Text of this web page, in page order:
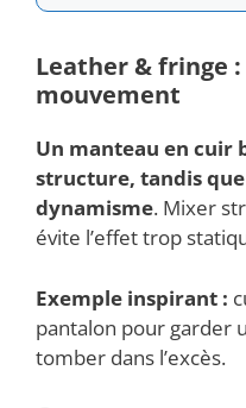
Leather & fringe
mouvement
Un manteau en cuir
structure, tandis
dynamisme. Mixer
évite l’effet trop
Exemple inspirant :
pantalon pour garder
tomber dans l’excès.